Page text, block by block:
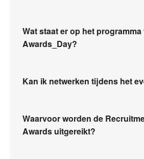
Wat staat er op het programma
Awards_Day?
Kan ik netwerken tijdens het
Waarvoor worden de
Awards uitgereikt?